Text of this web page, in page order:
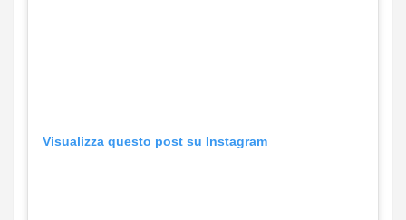
Visualizza questo post su Instagram